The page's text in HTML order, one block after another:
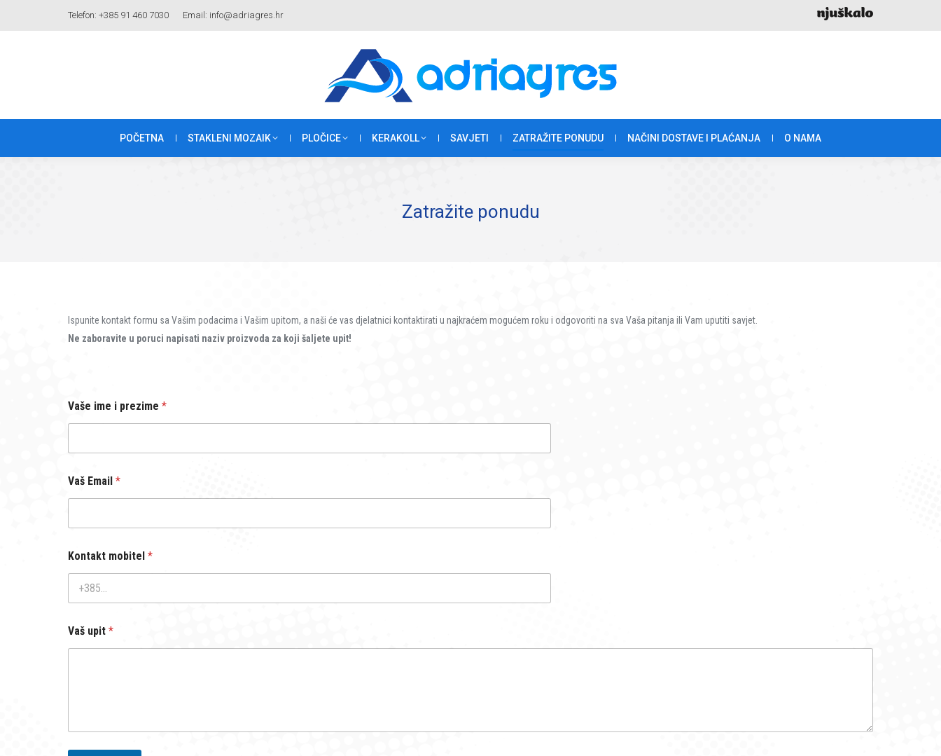
Telefon: +385 91 460 7030 Email: info@adriagres.hr
POČETNA STAKLENI MOZAIK PLOČICE KERAKOLL SAVJETI ZATRAŽITE PONUDU NAČINI DOSTAVE I PLAĆANJA O NAMA
Zatražite ponudu
Ispunite kontakt formu sa Vašim podacima i Vašim upitom, a naši će vas djelatnici kontaktirati u najkraćem mogućem roku i odgovoriti na sva Vaša pitanja ili Vam uputiti savjet.
Ne zaboravite u poruci napisati naziv proizvoda za koji šaljete upit!
*
p
e
i
m
e
Vaše ime i prezime *
Vaš Email *
Kontakt mobitel *
Vaš upit *